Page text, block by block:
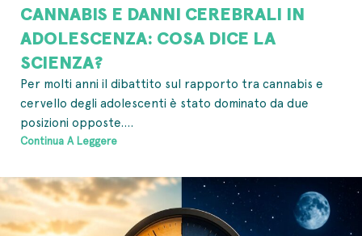
CANNABIS E DANNI CEREBRALI IN
ADOLESCENZA: COSA DICE LA
SCIENZA?
Per molti anni il dibattito sul rapporto tra cannabis e
cervello degli adolescenti è stato dominato da due
posizioni opposte....
Continua A Leggere